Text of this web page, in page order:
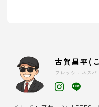
古賀昌平(
フレッシュネス